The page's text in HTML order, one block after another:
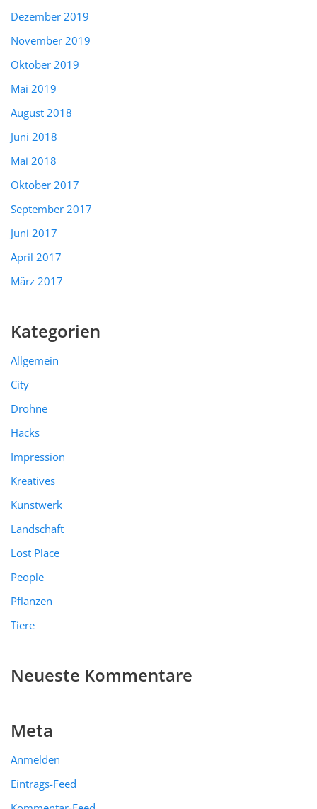
Dezember 2019
November 2019
Oktober 2019
Mai 2019
August 2018
Juni 2018
Mai 2018
Oktober 2017
September 2017
Juni 2017
April 2017
März 2017
Kategorien
Allgemein
City
Drohne
Hacks
Impression
Kreatives
Kunstwerk
Landschaft
Lost Place
People
Pflanzen
Tiere
Neueste Kommentare
Meta
Anmelden
Eintrags-Feed